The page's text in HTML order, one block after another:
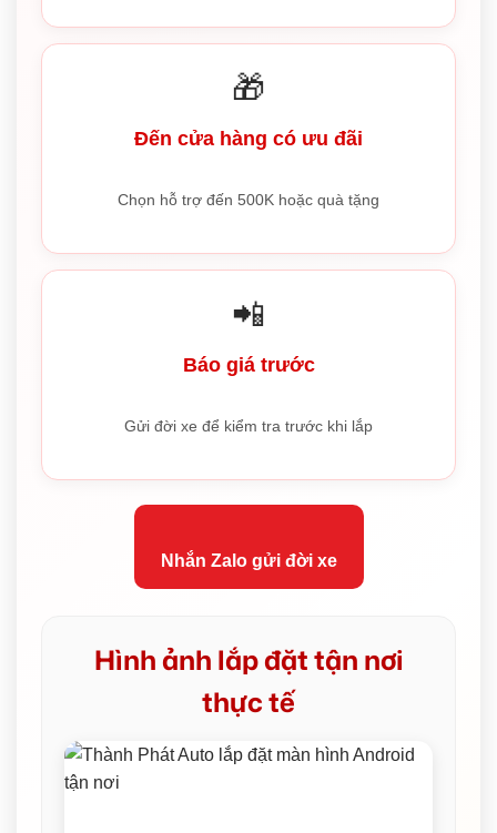
🎁
Đến cửa hàng có ưu đãi
Chọn hỗ trợ đến 500K hoặc quà tặng
📲
Báo giá trước
Gửi đời xe để kiểm tra trước khi lắp
Nhắn Zalo gửi đời xe
Hình ảnh lắp đặt tận nơi
thực tế